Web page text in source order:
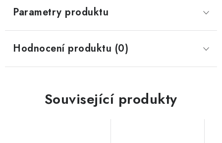
Parametry produktu
Hodnocení produktu (0)
Související produkty